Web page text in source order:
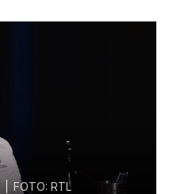
FOTO: RTL